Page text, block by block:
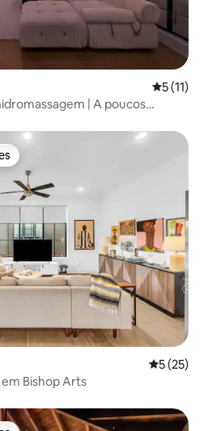
5 de uma
5 (11)
| A poucos
dos hóspedes
5 de uma
5 (25)
Bishop Arts